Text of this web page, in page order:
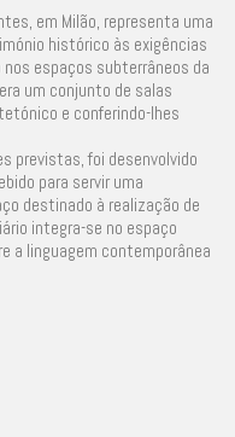
em Milão, representa uma
histórico às exigências
espaços subterrâneos da
um conjunto de salas
e conferindo-lhes
previstas, foi desenvolvido
para servir uma
destinado à realização de
integra-se no espaço
a linguagem contemporânea